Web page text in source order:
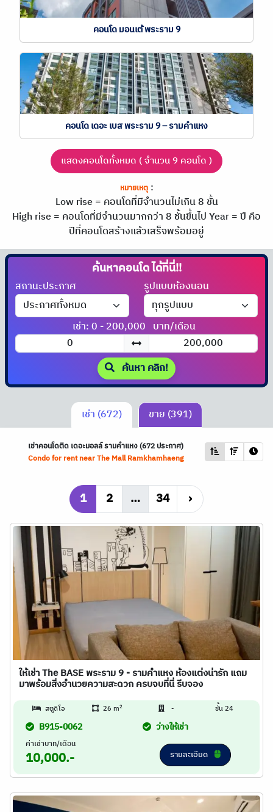
คอนโด มอนเต้ พระราม 9
คอนโด เดอะ เบส พระราม 9 – รามคำแหง
แสดงคอนโดทั้งหมด ( จำนวน 9 คอนโด )
หมายเหตุ:
Low rise = คอนโดที่มีจำนวนไม่เกิน 8 ชั้น
High rise = คอนโดที่มีจำนวนมากกว่า 8 ชั้นขึ้นไปYear = ปี คือ
ปีที่คอนโดสร้างแล้วเสร็จพร้อมอยู่
ค้นหาคอนโดได้ที่นี่!!
สถานะประกาศ รูปแบบห้องนอน
เช่า: 0 - 200,000 บาท/เดือน
ค้นหา คลิก!
เช่า (672) ขาย (391)
เช่าคอนโดติด เดอะมอลล์ รามคำแหง (672 ประกาศ)
Condo for rent near The Mall Ramkhamhaeng
1 2 … 34 ›
ให้เช่า The BASE พระราม 9 - รามคำแหง ห้องแต่งน่ารัก แถม
มาพร้อมสิ่งอำนวยความสะดวก ครบจบที่นี่ รีบจอง
สตูดิโอ 26 m2 - ชั้น 24
B915-0062 ว่างให้เช่า
ค่าเช่าบาท/เดือน
10,000.- รายละเอียด